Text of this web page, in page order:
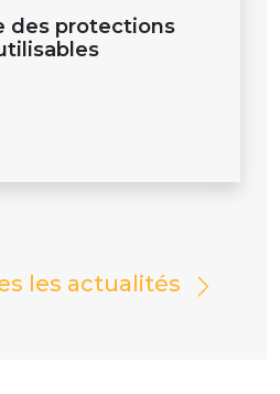
des protections
les actualités